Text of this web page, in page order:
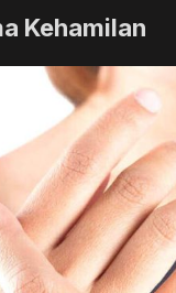
Kehamilan